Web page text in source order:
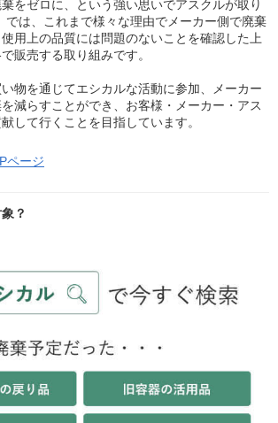
をゼロに、という強い思いでアスクルが取り
では、これまで様々な理由でメーカー側で廃棄
用上の品質には問題のないことを確認した上
販売する取り組みです。
物を通じてエシカルな活動に参加、メーカー
減らすことができ、お客様・メーカー・アス
して行くことを目指しています。
ページ
？